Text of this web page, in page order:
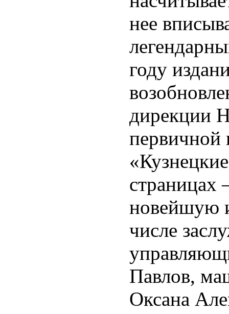
нее
году
дирекции
первичной
новейшую
числе
Павлов,
Оксана